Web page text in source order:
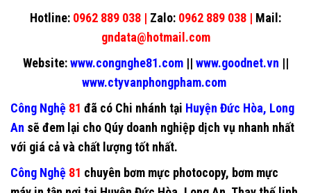
Hotline: 0962 889 038 | Zalo: 0962 889 038 | Mail:
gndata@hotmail.com
Website:www.congnghe81.com || www.goodnet.vn ||
www.ctyvanphongpham.com
Công Nghệ 81 đã có Chi nhánh tại Huyện Đức Hòa, Long
An sẽ đem lại cho Qúy doanh nghiệp dịch vụ nhanh nhất
với giá cả và chất lượng tốt nhất.
Công Nghệ 81 chuyên bơm mực photocopy, bơm mực